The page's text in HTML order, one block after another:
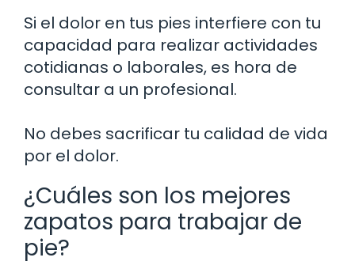
Si el dolor en tus pies interfiere con tu
capacidad para realizar actividades
cotidianas o laborales, es hora de
consultar a un profesional.
No debes sacrificar tu calidad de vida
por el dolor.
¿Cuáles son los mejores
zapatos para trabajar de
pie?